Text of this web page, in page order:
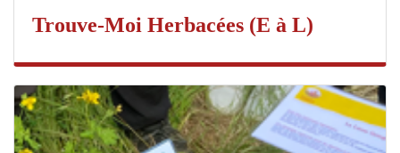
Trouve-Moi Herbacées (E à L)